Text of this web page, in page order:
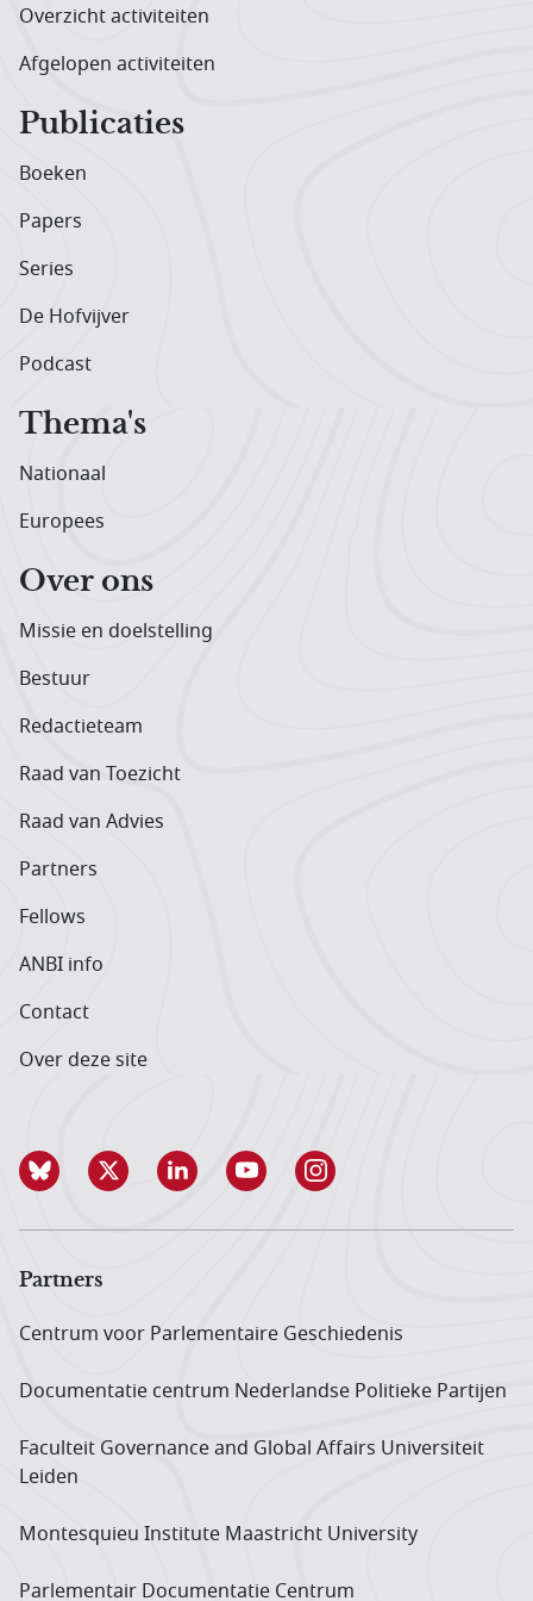
Overzicht activiteiten
Afgelopen activiteiten
Publicaties
Boeken
Papers
Series
De Hofvijver
Podcast
Thema's
Nationaal
Europees
Over ons
Missie en doelstelling
Bestuur
Redactieteam
Raad van Toezicht
Raad van Advies
Partners
Fellows
ANBI info
Contact
Over deze site
Partners
Centrum voor Parlementaire Geschiedenis
Documentatie centrum Neder­landse Politieke Partijen
Faculteit Governance and Global Affairs Universiteit
Leiden
Montesquieu Institute Maastricht University
Parlementair Documentatie Centrum